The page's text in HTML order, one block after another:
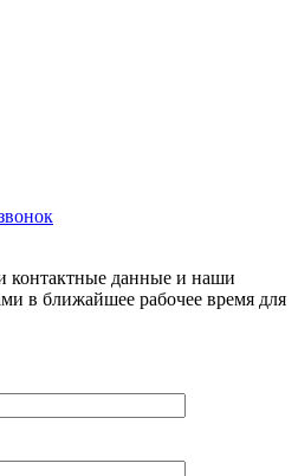
контактные данные и наши
в ближайшее рабочее время для